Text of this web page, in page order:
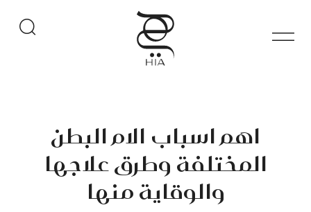
اهم اسباب الام البطن
المختلفة وطرق علاجها
والوقاية منها